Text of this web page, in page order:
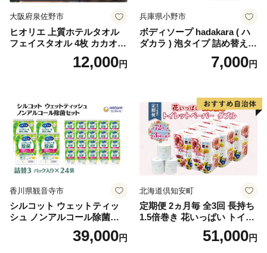
大阪府泉佐野市
ヒオリエ 上質ホテルタオル
フェイスタオル 4枚 カカオ
【タオル 泉州タオル 吸水 普
段使い 無地 シンプル 日用品
12,000円
兵庫県小野市
ボディソープ hadakara ( ハ
ダカラ ) 泡タイプ 詰め替え 4
40ml×4袋 ボディーソープ 泡
ボディソープ 泡 日用品 消耗
泡石鹸 石鹸 兵庫 兵庫県 小野
7,000円
香川県観音寺市
シルコット ウェットティッ
シュ ノンアルコール除菌詰
替（43枚×3P）×24袋 日用品
おもちゃ 拭き取り 手拭き 外
39,000円
北海道倶知安町
定期便 2ヵ月毎 全3回 長持ち
1.5倍巻き 花いっぱい トイレ
ットペーパー ダブル 45ｍ 計
72ロール 全18種 花柄 プリン
51,000円